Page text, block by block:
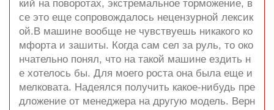
кий на поворотах, экстремальное торможение, в
се это еще сопровождалось нецензурной лексик
ой.В машине вообще не чувствуешь никакого ко
мфорта и зашиты. Когда сам сел за руль, то око
нчательно понял, что на такой машине ездить н
е хотелось бы. Для моего роста она была еще и
мелковата. Надеялся получить какое-нибудь пре
дложение от менеджера на другую модель. Верн